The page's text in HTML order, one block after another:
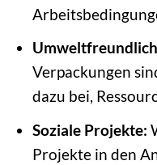
Verpackungen
dazu bei,
Soziale Projekte:
Projekte in den